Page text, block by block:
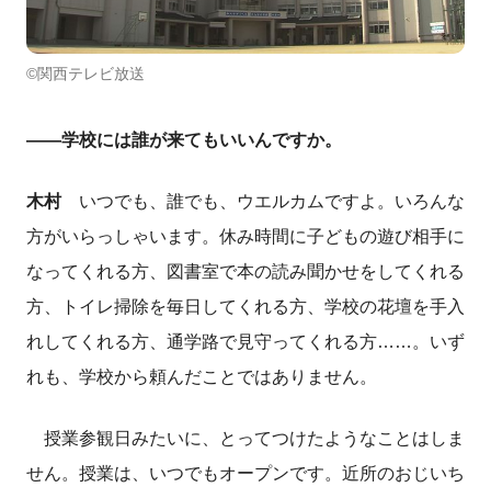
©関西テレビ放送
――学校には誰が来てもいいんですか。
木村いつでも、誰でも、ウエルカムですよ。いろんな
方がいらっしゃいます。休み時間に子どもの遊び相手に
なってくれる方、図書室で本の読み聞かせをしてくれる
方、トイレ掃除を毎日してくれる方、学校の花壇を手入
れしてくれる方、通学路で見守ってくれる方……。いず
れも、学校から頼んだことではありません。
授業参観日みたいに、とってつけたようなことはしま
せん。授業は、いつでもオープンです。近所のおじいち